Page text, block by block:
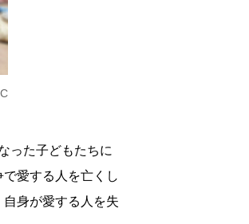
った子どもたちに
愛する人を亡くし
身が愛する人を失